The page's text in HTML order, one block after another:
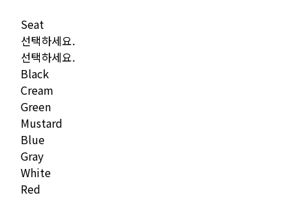
Seat
선택하세요.
선택하세요.
Black
Cream
Green
Mustard
Blue
Gray
White
Red